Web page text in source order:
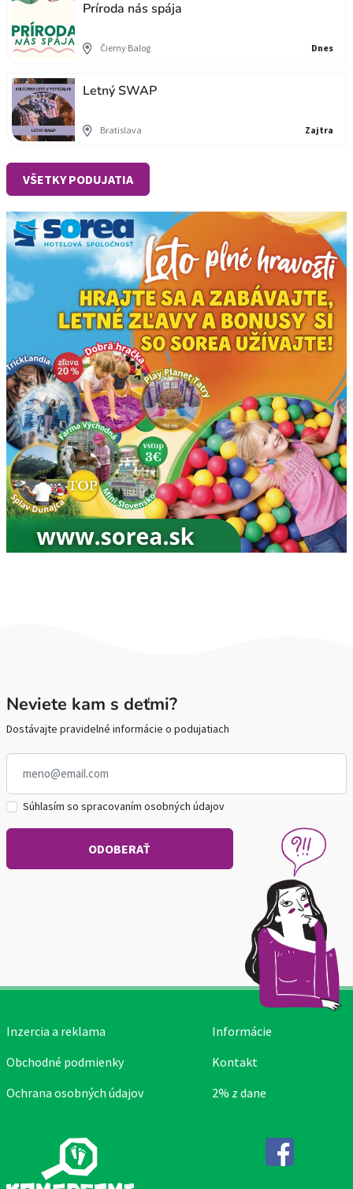
Príroda nás spája
Čierny Balog Dnes
Letný SWAP
Bratislava Zajtra
VŠETKY PODUJATIA
Neviete kam s deťmi?
Dostávajte pravidelné informácie o podujatiach
Súhlasím so spracovaním osobných údajov
Inzercia a reklama
Obchodné podmienky
Ochrana osobných údajov
Informácie
Kontakt
2% z dane